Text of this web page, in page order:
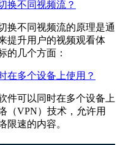
换不同视频流？
换不同视频流的原理是通
提升用户的视频观看体
的几个方面：
在多个设备上使用？
件可以同时在多个设备上
（VPN）技术，允许用
限速的内容。